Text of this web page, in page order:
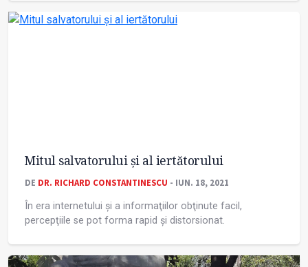
Mitul salvatorului și al iertătorului
DE DR. RICHARD CONSTANTINESCU - IUN. 18, 2021
În era internetului și a informaţiilor obţinute facil,
percepţiile se pot forma rapid și distorsionat.